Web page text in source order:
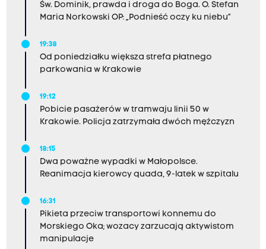
Św. Dominik, prawda i droga do Boga. O. Stefan
Maria Norkowski OP: „Podnieść oczy ku niebu”
19:38
Od poniedziałku większa strefa płatnego
parkowania w Krakowie
19:12
Pobicie pasażerów w tramwaju linii 50 w
Krakowie. Policja zatrzymała dwóch mężczyzn
18:15
Dwa poważne wypadki w Małopolsce.
Reanimacja kierowcy quada, 9-latek w szpitalu
16:31
Pikieta przeciw transportowi konnemu do
Morskiego Oka; wozacy zarzucają aktywistom
manipulacje